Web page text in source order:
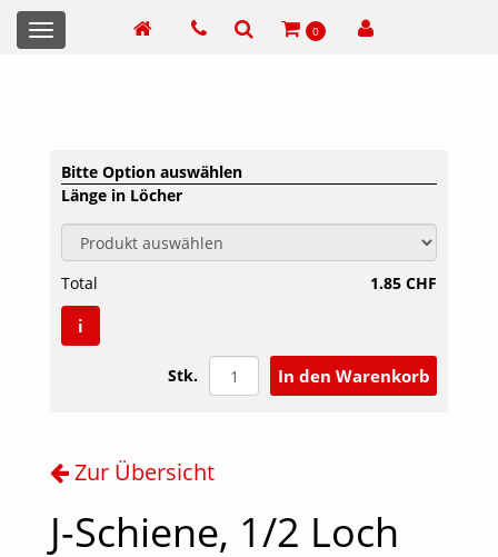
0
Toggle
navigation
Bitte Option auswählen
Länge in Löcher
Total 1.85 CHF
Stk.
i
Zur Übersicht
J-Schiene, 1/2 Loch